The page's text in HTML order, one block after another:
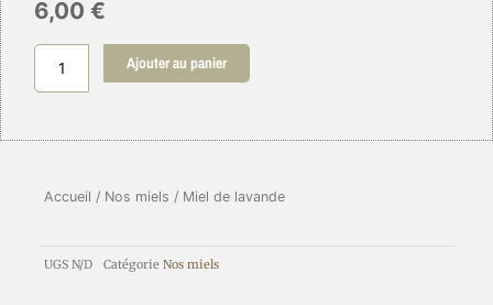
6,00 €
Ajouter au panier
Accueil / Nos miels / Miel de lavande
UGS N/D Catégorie Nos miels